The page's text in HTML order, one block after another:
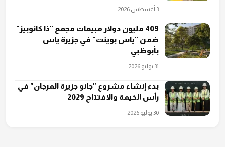
3 أغسطس 2026
409 مليون دولار مبيعات مجمع "ذا كانوبيز"
ضمن "ياس بوينت" في جزيرة ياس
بأبوظبي
31 يوليو 2026
بدء إنشاء مشروع "جانو جزيرة المرجان" في
رأس الخيمة والافتتاح 2029
30 يوليو 2026